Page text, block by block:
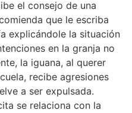
el consejo de una
que le escriba
explicándole la situación
en la granja no
la iguana, al querer
recibe agresiones
a ser expulsada.
se relaciona con la